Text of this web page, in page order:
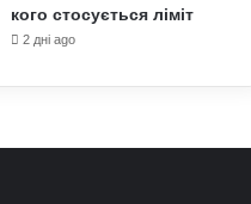
кого стосується ліміт
2 дні ago